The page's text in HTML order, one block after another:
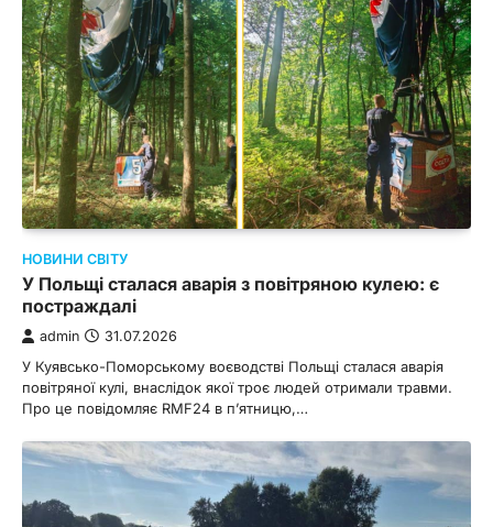
НОВИНИ СВІТУ
У Польщі сталася аварія з повітряною кулею: є
постраждалі
admin 31.07.2026
У Куявсько-Поморському воєводстві Польщі сталася аварія
повітряної кулі, внаслідок якої троє людей отримали травми.
Про це повідомляє RMF24 в п’ятницю,…